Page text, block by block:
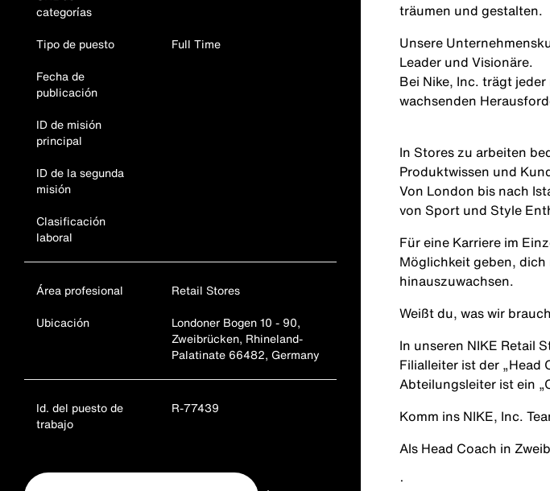
categorías
Tipo de puesto
Full Time
Fecha de
publicación
ID de misión
principal
ID de la segunda
misión
Clasificación
laboral
Área profesional
Retail Stores
Ubicación
Londoner Bogen 10 - 90,
Zweibrücken, Rhineland-
Palatinate 66482, Germany
Id. del puesto de
trabajo
R-77439
träumen und gestalten.
Unsere
Leader und Visionäre.
Bei Nike, Inc. trägt
wachsenden
In Stores zu arbeiten
Produktwissen und
Von London bis nach
von Sport und Style
Für eine Karriere im
Möglichkeit geben,
hinauszuwachsen.
Weißt du, was wir
In unseren NIKE Retail
Filialleiter ist der „Head
Abteilungsleiter ist ein
Komm ins NIKE, Inc.
Als Head Coach in
·